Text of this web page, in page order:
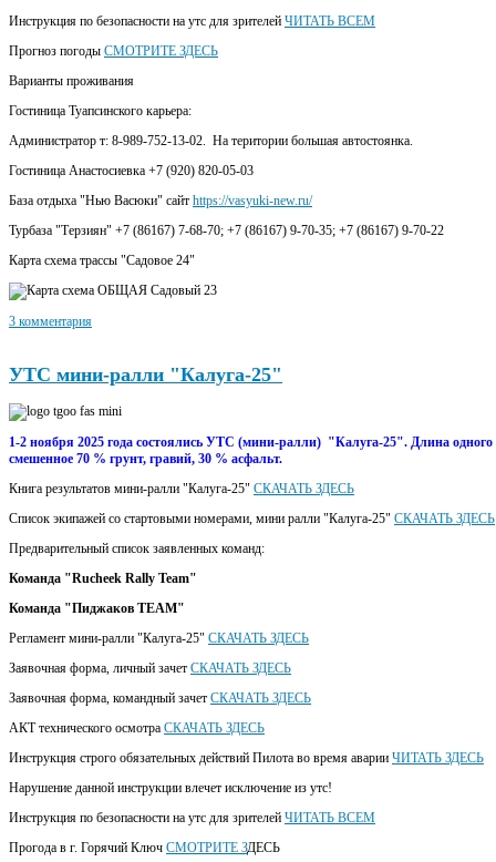
Инструкция по безопасности на утс для зрителей ЧИТАТЬ ВСЕМ
Прогноз погоды СМОТРИТЕ ЗДЕСЬ
Варианты проживания
Гостиница Туапсинского карьера:
Администратор т: 8-989-752-13-02. На територии большая автостоянка.
Гостиница Анастосиевка +7 (920) 820-05-03
База отдыха "Нью Васюки" сайт https://vasyuki-new.ru/
Турбаза "Терзиян" +7 (86167) 7-68-70; +7 (86167) 9-70-35; +7 (86167) 9-70-22
Карта схема трассы "Садовое 24"
3 комментария
УТС мини-ралли "Калуга-25"
1-2 ноября 2025 года состоялись УТС (мини-ралли) "Калуга-25". Длина
смешенное 70 % грунт, гравий, 30 % асфальт.
Книга результатов мини-ралли "Калуга-25" СКАЧАТЬ ЗДЕСЬ
Список экипажей со стартовыми номерами, мини ралли "Калуга-25" СКАЧАТЬ ЗДЕСЬ
Предварительный список заявленных команд:
Команда "Rucheek Rally Team"
Команда "Пиджаков TEAM"
Регламент мини-ралли "Калуга-25" СКАЧАТЬ ЗДЕСЬ
Заявочная форма, личный зачет СКАЧАТЬ ЗДЕСЬ
Заявочная форма, командный зачет СКАЧАТЬ ЗДЕСЬ
АКТ технического осмотра СКАЧАТЬ ЗДЕСЬ
Инструкция строго обязательных действий Пилота во время аварии ЧИТАТЬ ЗДЕСЬ
Нарушение данной инструкции влечет исключение из утс!
Инструкция по безопасности на утс для зрителей ЧИТАТЬ ВСЕМ
Прогода в г. Горячий Ключ СМОТРИТЕ ЗДЕСЬ